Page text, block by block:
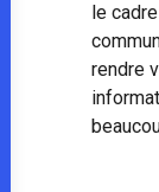
le
rendre